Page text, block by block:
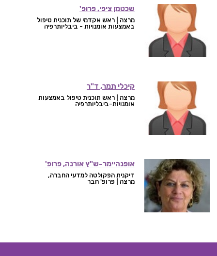
שכטמן ציפי, פרופ'
מרצה | ראש אקדמי של תוכנית טיפול
באמצעות אומנויות - ביבליותרפיה
קיכלי תמר, ד"ר
מרצה | ראש תוכנית טיפול באמצעות
אומנויות-ביבליותרפיה
אופנהיימר-ש"ץ אורנה, פרופ'
דיקנית הפקולטה למדעי החברה,
מרצה | פרופ' חבר